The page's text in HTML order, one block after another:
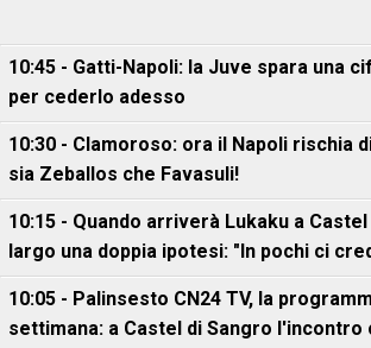
10:45 - Gatti-Napoli: la Juve spara una
per cederlo adesso
10:30 - Clamoroso: ora il Napoli rischia
sia Zeballos che Favasuli!
10:15 - Quando arriverà Lukaku a
largo una doppia ipotesi: "In pochi ci
10:05 - Palinsesto CN24 TV, la
settimana: a Castel di Sangro l'incontro